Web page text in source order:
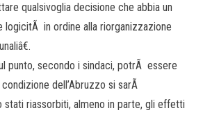
qualsivoglia decisione che abbia un
logicitÃ in ordine alla riorganizzazione
punto, secondo i sindaci, potrÃ essere
dell’Abruzzo si sarÃ
stati riassorbiti, almeno in parte, gli effetti